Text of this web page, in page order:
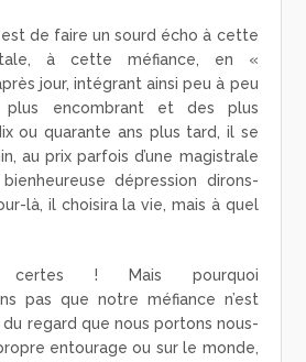
de faire un sourd écho à cette
à cette méfiance, en «
jour, intégrant ainsi peu à peu
encombrant et des plus
ou quarante ans plus tard, il se
au prix parfois d’une magistrale
bienheureuse dépression dirons-
là, il choisira la vie, mais à quel
certes ! Mais pourquoi
pas que notre méfiance n’est
regard que nous portons nous-
entourage ou sur le monde,